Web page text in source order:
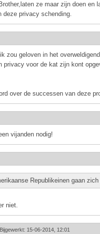
ze maar zijn doen en
deze privacy schending.
zou geloven in het
privacy voor de kat zijn kont
over de successen van deze
vijanden nodig!
Republikeinen gaan
niet.
Bijgewerkt: 15-06-2014, 12:01